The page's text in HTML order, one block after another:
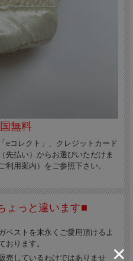
無料
eコレクト」、クレジットカード
先払い）からお選びいただけま
用案内）をご参照下さい。
ょっと違います■
ベストを末永くご愛用頂けるよ
おります。
売しているわけではありませ